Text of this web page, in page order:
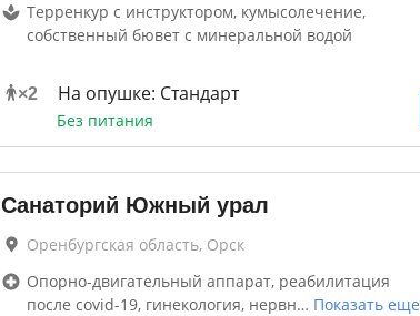
Терренкур с инструктором, кумысолечение,
собственный бювет с минеральной водой
×2 На опушке: Стандарт
Без питания
Санаторий Южный урал
Оренбургская область, Орск
Опорно-двигательный аппарат, реабилитация
после covid-19, гинекология, нервн… Показать еще